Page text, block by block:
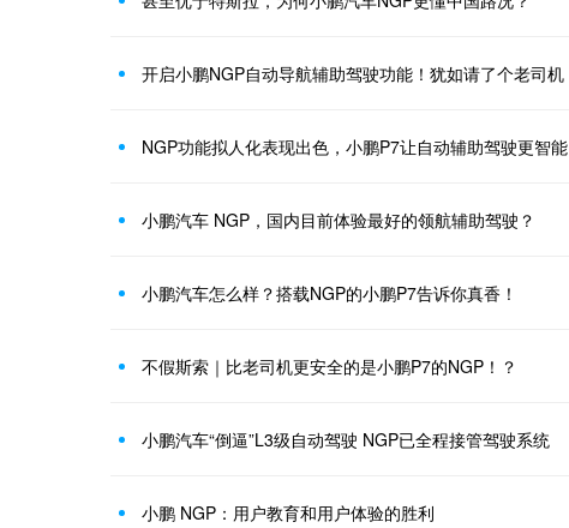
开启小鹏NGP自动导航辅助驾驶功能！犹如请了个老司机
NGP功能拟人化表现出色，小鹏P7让自动辅助驾驶更智能
小鹏汽车 NGP，国内目前体验最好的领航辅助驾驶？
小鹏汽车怎么样？搭载NGP的小鹏P7告诉你真香！
不假斯索｜比老司机更安全的是小鹏P7的NGP！？
小鹏汽车“倒逼”L3级自动驾驶 NGP已全程接管驾驶系统
小鹏 NGP：用户教育和用户体验的胜利